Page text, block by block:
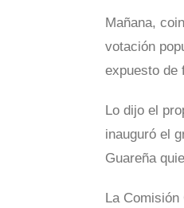
Mañana,
votación
expuesto de
Lo dijo el
inauguró el
Guareña
La Comisión